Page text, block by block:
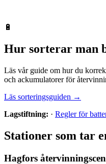
🔋
Hur sorterar man
Läs vår guide om hur du
och ackumulatorerför
Läs sorteringsguiden →
Lagstiftning: · Regler för
Stationer som tar
Hagfors